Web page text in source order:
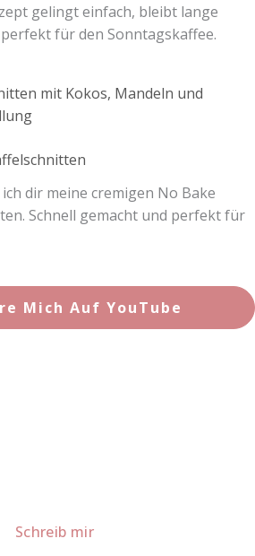
gelingt einfach, bleibt lange
für den Sonntagskaffee.
dir meine cremigen No Bake
Schnell gemacht und perfekt für
Mich Auf YouTube
Schreib mir